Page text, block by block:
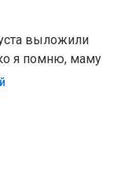
выложили
я помню, маму